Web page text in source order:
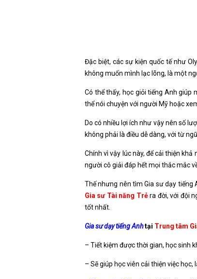
Đặc biệt, các sự kiện quốc tế như
không muốn mình lạc lõng, là một
Có thể thấy, học giỏi tiếng Anh
thể nói chuyện với người Mỹ hoặc
Do có nhiều lợi ích như vậy nên số
không phải là điều dễ dàng, với từ
Chính vì vậy lúc này, để cải thiện
người cô giải đáp hết mọi thắc mắc
Thế nhưng nên tìm Gia sư dạy tiếng
Gia sư Tài năng Trẻra đời, với đội
tốt nhất.
Gia sư dạy tiếng Anhtại Trung tâm
– Tiết kiệm được thời gian, học sinh
– Sẽ giúp học viên cải thiện việc